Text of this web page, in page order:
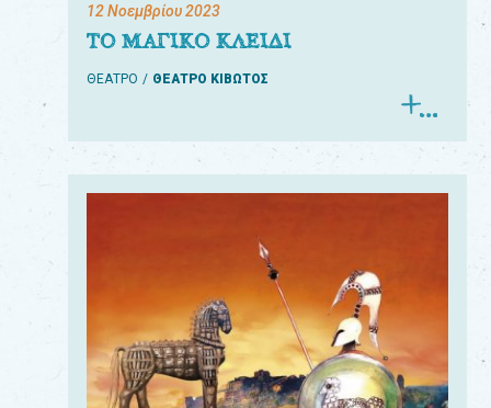
12 Νοεμβρίου 2023
ΤΟ ΜΑΓΙΚΟ ΚΛΕΙΔΙ
ΘΕΑΤΡΟ ΘΕΑΤΡΟ ΚΙΒΩΤΟΣ